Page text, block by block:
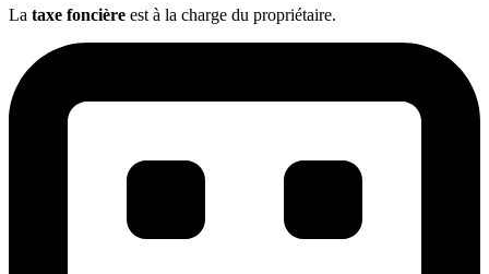
La taxe foncière est à la charge du propriétaire.